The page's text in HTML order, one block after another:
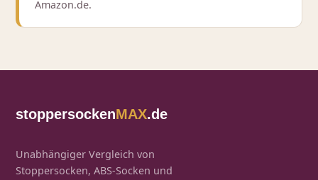
Amazon.de.
stoppersockenMAX.de
Unabhängiger Vergleich von
Stoppersocken, ABS‑Socken und